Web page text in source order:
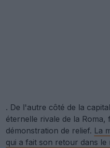
. De l'autre côté de la
éternelle rivale de la Roma,
démonstration de relief. La
qui a fait son retour dans le